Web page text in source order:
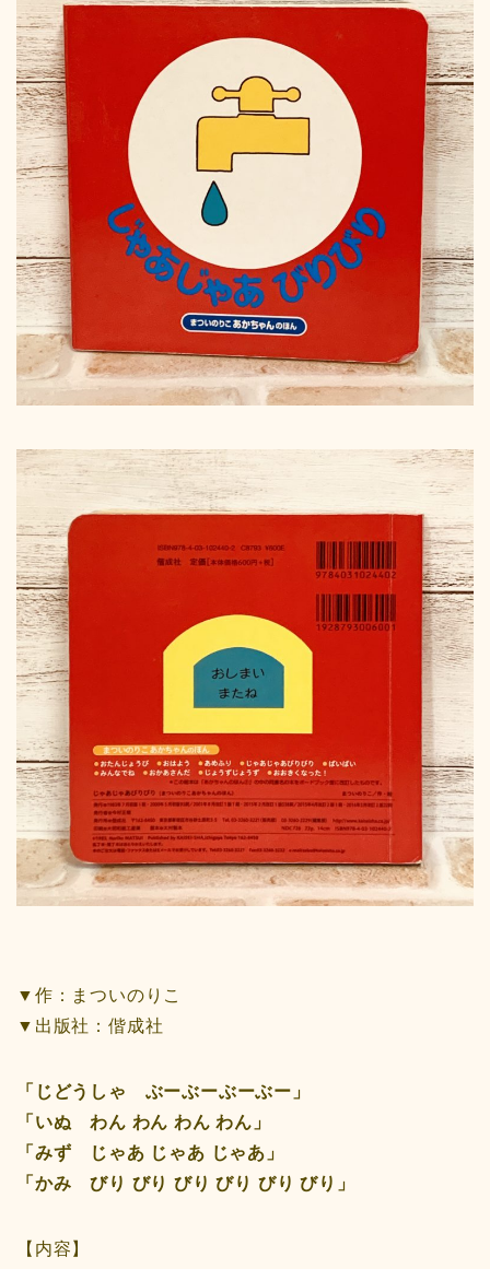
▼作：まついのりこ
▼出版社：偕成社
「じどうしゃ ぶーぶーぶーぶー」
「いぬ わん わん わん わん」
「みず じゃあ じゃあ じゃあ」
「かみ びり びり びり びり びり びり」
【内容】